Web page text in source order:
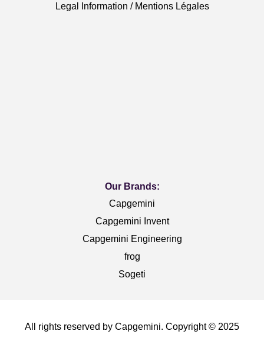
Legal Information / Mentions Légales
Our Brands:
Capgemini
Capgemini Invent
Capgemini Engineering
frog
Sogeti
All rights reserved by Capgemini. Copyright © 2025